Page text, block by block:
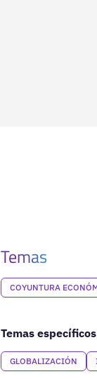
Temas
COYUNTURA
Temas específicos
GLOBALIZACIÓN